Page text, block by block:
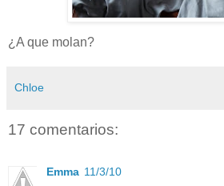
¿A que molan?
Chloe
17 comentarios:
Emma 11/3/10